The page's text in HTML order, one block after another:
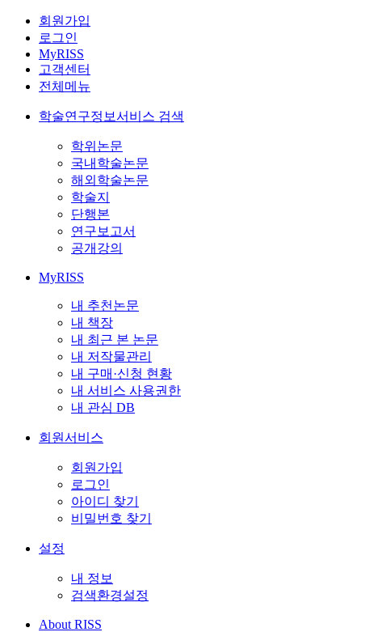
회원가입
로그인
MyRISS
고객센터
전체메뉴
학술연구정보서비스 검색
학위논문
국내학술논문
해외학술논문
학술지
단행본
연구보고서
공개강의
MyRISS
내 추천논문
내 책장
내 최근 본 논문
내 저작물관리
내 구매·신청 현황
내 서비스 사용권한
내 관심 DB
회원서비스
회원가입
로그인
아이디 찾기
비밀번호 찾기
설정
내 정보
검색환경설정
About RISS